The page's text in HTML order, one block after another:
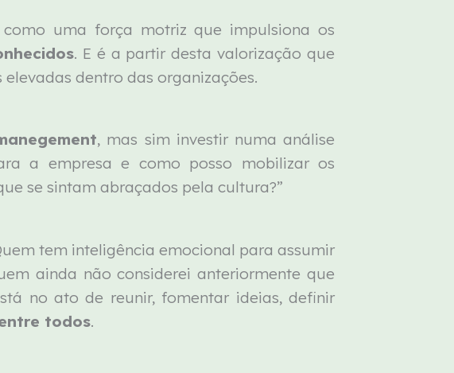
uma força motriz que impulsiona os
. E é a partir desta valorização que
dentro das organizações.
, mas sim investir numa análise
a empresa e como posso mobilizar os
se sintam abraçados pela cultura?”
tem inteligência emocional para assumir
ainda não considerei anteriormente que
no ato de reunir, fomentar ideias, definir
todos.